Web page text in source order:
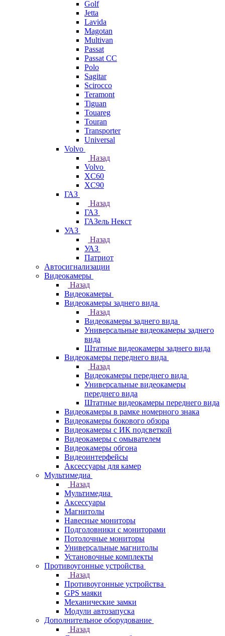
Golf
Jetta
Lavida
Magotan
Multivan
Passat
Passat CC
Polo
Sagitar
Scirocco
Teramont
Tiguan
Touareg
Touran
Transporter
Universal
Volvo
Назад
Volvo
XC60
XC90
ГАЗ
Назад
ГАЗ
ГАЗель Некст
УАЗ
Назад
УАЗ
Патриот
Автосигнализации
Видеокамеры
Назад
Видеокамеры
Видеокамеры заднего вида
Назад
Видеокамеры заднего вида
Универсальные видеокамеры заднего
вида
Штатные видеокамеры заднего вида
Видеокамеры переднего вида
Назад
Видеокамеры переднего вида
Универсальные видеокамеры
переднего вида
Штатные видеокамеры переднего вида
Видеокамеры в рамке номерного знака
Видеокамеры бокового обзора
Видеокамеры с ИК подсветкой
Видеокамеры с омывателем
Видеокамеры обгона
Видеоинтерфейсы
Аксессуары для камер
Мультимедиа
Назад
Мультимедиа
Аксессуары
Магнитолы
Навесные мониторы
Подголовники с мониторами
Потолочные мониторы
Универсальные магнитолы
Установочные комплекты
Противоугонные устройства
Назад
Противоугонные устройства
GPS маяки
Механические замки
Модули автозапуска
Дополнительное оборудование
Назад